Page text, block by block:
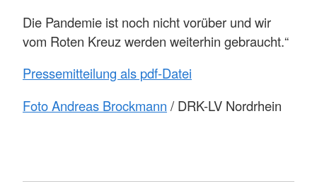
Die Pandemie ist noch nicht vorüber und wir
vom Roten Kreuz werden weiterhin gebraucht.“
Pressemitteilung als pdf-Datei
Foto Andreas Brockmann / DRK-LV Nordrhein